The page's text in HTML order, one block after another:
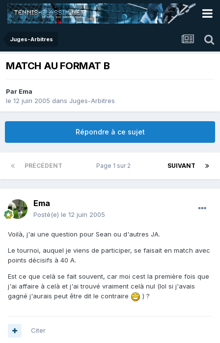
Juges-Arbitres
MATCH AU FORMAT B
Par Ema
le 12 juin 2005 dans Juges-Arbitres
Répondre à ce sujet
PRÉCÉDENT SUIVANT
Page 1 sur 2
Ema
Posté(e) le 12 juin 2005
Voilà, j'ai une question pour Sean ou d'autres JA.
Le tournoi, auquel je viens de participer, se faisait en match avec
points décisifs à 40 A.
Est ce que celà se fait souvent, car moi cest la première fois que
j'ai affaire à celà et j'ai trouvé vraiment celà nul (lol si j'avais
gagné j'aurais peut être dit le contraire
) ?
Citer